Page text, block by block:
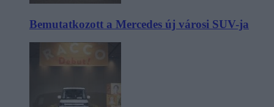
Bemutatkozott a Mercedes új városi SUV-ja